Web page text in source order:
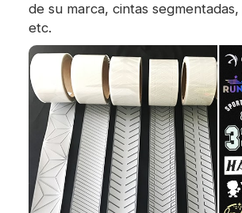
de su marca, cintas
etc.